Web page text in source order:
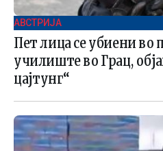
АВСТРИЈА
Пет лица се убиени во
училиште во Грац,
цајтунг“